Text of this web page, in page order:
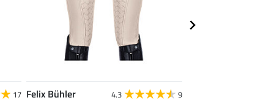
17 Felix Bühler 4.3 9